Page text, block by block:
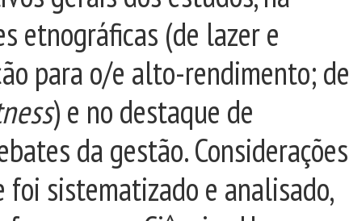
etnográficas (de lazer e
para o/e alto-rendimento; de
) e no destaque de
da gestão. Considerações
foi sistematizado e analisado,